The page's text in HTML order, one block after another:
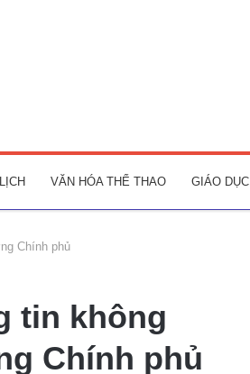
VĂN HÓA THỂ THAO GIÁO DỤC
Chính phủ
tin không
Chính phủ